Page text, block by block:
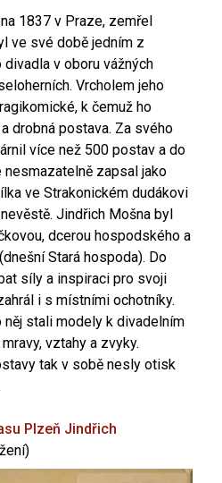
1837 v Praze, zemřel
ve své době jedním z
v oboru vážných
Vrcholem jeho
k čemuž ho
drobná postava. Za svého
více než 500 postav a do
zapsal jako
ve Strakonickém dudákovi
Jindřich Mošna byl
dcerou hospodského a
Stará hospoda). Do
síly a inspiraci pro svoji
i s místními ochotníky.
stali modely k divadelním
vztahy a zvyky.
tak v sobě nesly otisk
Plzeň Jindřich